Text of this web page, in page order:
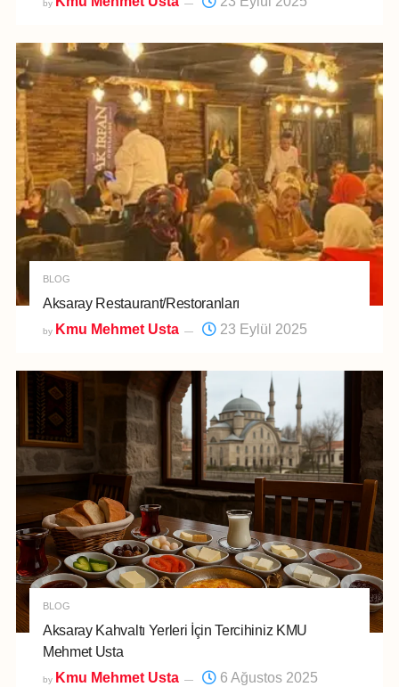
by
BLOG
Aksaray Restaurant/Restoranları
by Kmu Mehmet Usta 23 Eylül 2025
BLOG
Aksaray Kahvaltı Yerleri İçin Tercihiniz KMU
Mehmet Usta
by Kmu Mehmet Usta 6 Ağustos 2025